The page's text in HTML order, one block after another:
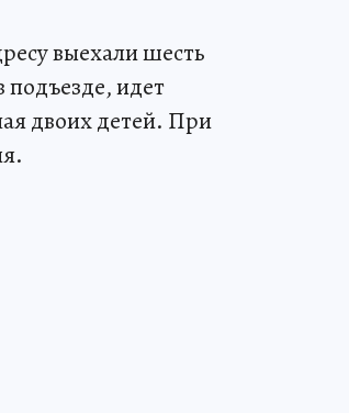
выехали шесть
подъезде, идет
двоих детей. При